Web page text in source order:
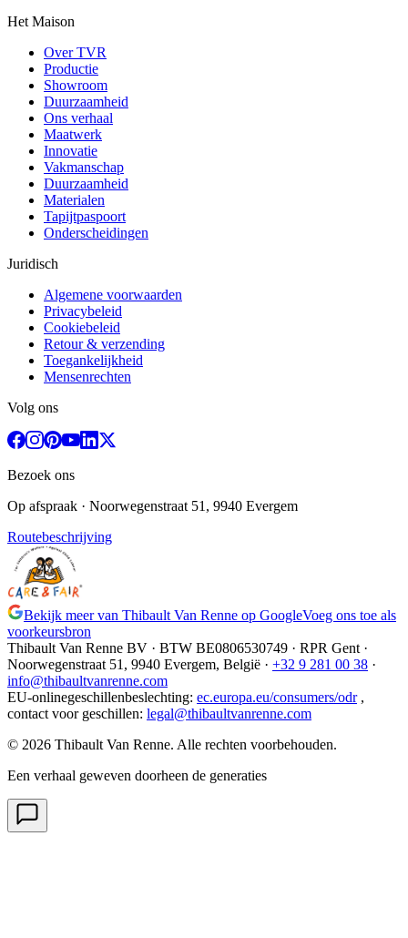
Het Maison
Over TVR
Productie
Showroom
Duurzaamheid
Ons verhaal
Maatwerk
Innovatie
Vakmanschap
Duurzaamheid
Materialen
Tapijtpaspoort
Onderscheidingen
Juridisch
Algemene voorwaarden
Privacybeleid
Cookiebeleid
Retour & verzending
Toegankelijkheid
Mensenrechten
Volg ons
Bezoek ons
Op afspraak · Noorwegenstraat 51, 9940 Evergem
Routebeschrijving
Bekijk meer van Thibault Van Renne op GoogleVoeg ons toe als
voorkeursbron
Thibault Van Renne BV · BTW BE0806530749 · RPR Gent ·
Noorwegenstraat 51, 9940 Evergem, België · +32 9 281 00 38 ·
info@thibaultvanrenne.com
EU-onlinegeschillenbeslechting: ec.europa.eu/consumers/odr ,
contact voor geschillen: legal@thibaultvanrenne.com
© 2026 Thibault Van Renne. Alle rechten voorbehouden.
Een verhaal geweven doorheen de generaties